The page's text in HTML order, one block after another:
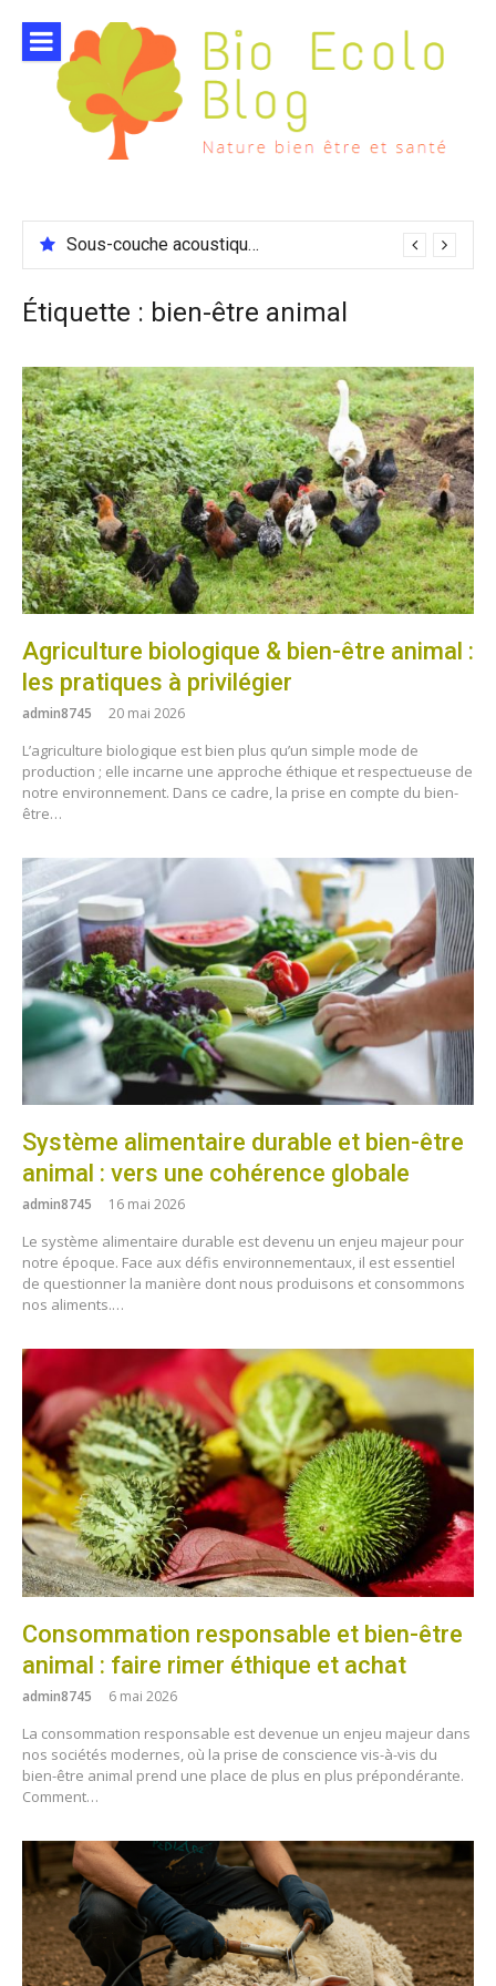
contenu
Sous-couche acoustique compatible chauffage sol
Étiquette : bien-être animal
Agriculture biologique & bien-être animal :
les pratiques à privilégier
admin8745 20 mai 2026
L’agriculture biologique est bien plus qu’un simple mode de
production ; elle incarne une approche éthique et respectueuse de
notre environnement. Dans ce cadre, la prise en compte du bien-
être…
Système alimentaire durable et bien-être
animal : vers une cohérence globale
admin8745 16 mai 2026
Le système alimentaire durable est devenu un enjeu majeur pour
notre époque. Face aux défis environnementaux, il est essentiel
de questionner la manière dont nous produisons et consommons
nos aliments.…
Consommation responsable et bien-être
animal : faire rimer éthique et achat
admin8745 6 mai 2026
La consommation responsable est devenue un enjeu majeur dans
nos sociétés modernes, où la prise de conscience vis-à-vis du
bien-être animal prend une place de plus en plus prépondérante.
Comment…